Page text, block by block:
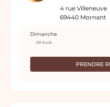
4 rue Villeneuve
69440 Mornant
PRENDRE
Dimanche
09 Août